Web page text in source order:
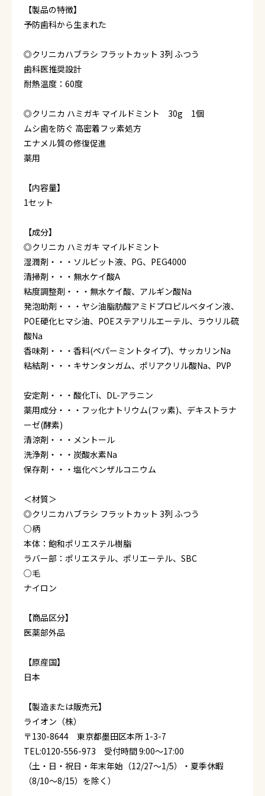
【製品の特徴】
予防歯科から生まれた
◎クリニカハブラシ フラットカット 3列 ふつう
歯科医推奨設計
耐熱温度：60度
◎クリニカ ハミガキ マイルドミント 30g 1個
ムシ歯を防ぐ 高密着フッ素処方
エナメル質の修復促進
薬用
【内容量】
1セット
【成分】
◎クリニカ ハミガキ マイルドミント
湿潤剤・・・ソルビット液、PG、PEG4000
清掃剤・・・無水ケイ酸A
粘度調整剤・・・無水ケイ酸、アルギン酸Na
発泡助剤・・・ヤシ油脂肪酸アミドプロピルベタイン液、
POE硬化ヒマシ油、POEステアリルエーテル、ラウリル硫
酸Na
香味剤・・・香料(ペパーミントタイプ)、サッカリンNa
粘結剤・・・キサンタンガム、ポリアクリル酸Na、PVP
安定剤・・・酸化Ti、DL-アラニン
薬用成分・・・フッ化ナトリウム(フッ素)、デキストラナ
ーゼ(酵素)
清涼剤・・・メントール
洗浄剤・・・炭酸水素Na
保存剤・・・塩化ベンザルコニウム
＜材質＞
◎クリニカハブラシ フラットカット 3列 ふつう
○柄
本体：飽和ポリエステル樹脂
ラバー部：ポリエステル、ポリエーテル、SBC
○毛
ナイロン
【商品区分】
医薬部外品
【原産国】
日本
【製造または販売元】
ライオン（株）
〒130-8644 東京都墨田区本所 1-3-7
TEL:0120-556-973 受付時間 9:00～17:00
（土・日・祝日・年末年始（12/27～1/5）・夏季休暇
（8/10～8/15）を除く）